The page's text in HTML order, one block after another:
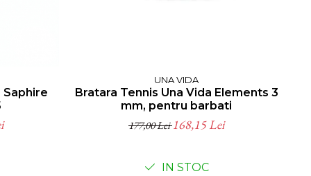
Saphire
UNA VIDA
Bratara Tennis Una Vida Elements 3
mm, pentru barbati
177,00 Lei168,15 Lei
IN STOC